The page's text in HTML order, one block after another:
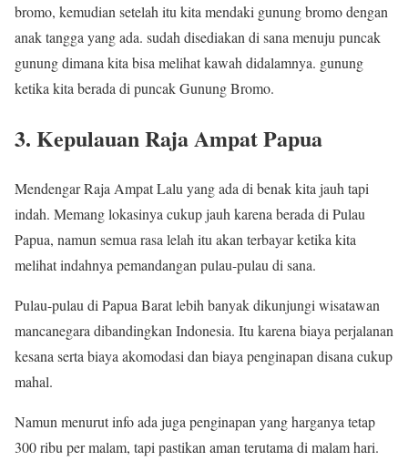
bromo, kemudian setelah itu kita mendaki gunung bromo dengan
anak tangga yang ada. sudah disediakan di sana menuju puncak
gunung dimana kita bisa melihat kawah didalamnya. gunung
ketika kita berada di puncak Gunung Bromo.
3. Kepulauan Raja Ampat Papua
Mendengar Raja Ampat Lalu yang ada di benak kita jauh tapi
indah. Memang lokasinya cukup jauh karena berada di Pulau
Papua, namun semua rasa lelah itu akan terbayar ketika kita
melihat indahnya pemandangan pulau-pulau di sana.
Pulau-pulau di Papua Barat lebih banyak dikunjungi wisatawan
mancanegara dibandingkan Indonesia. Itu karena biaya perjalanan
kesana serta biaya akomodasi dan biaya penginapan disana cukup
mahal.
Namun menurut info ada juga penginapan yang harganya tetap
300 ribu per malam, tapi pastikan aman terutama di malam hari.